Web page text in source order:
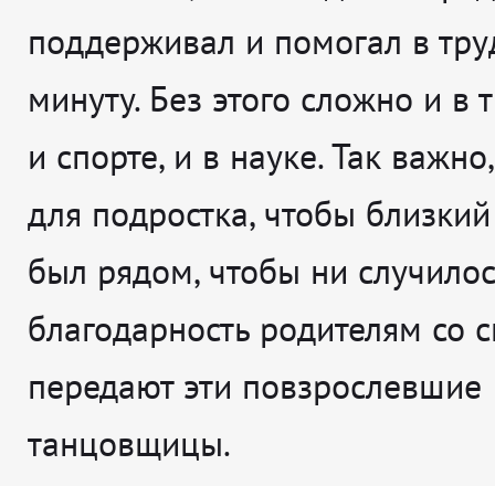
поддерживал и помогал в
минуту. Без этого сложно и в
и спорте, и в науке. Так
для подростка, чтобы
был рядом, чтобы ни
благодарность родителям со
передают эти повзрослевшие
танцовщицы.